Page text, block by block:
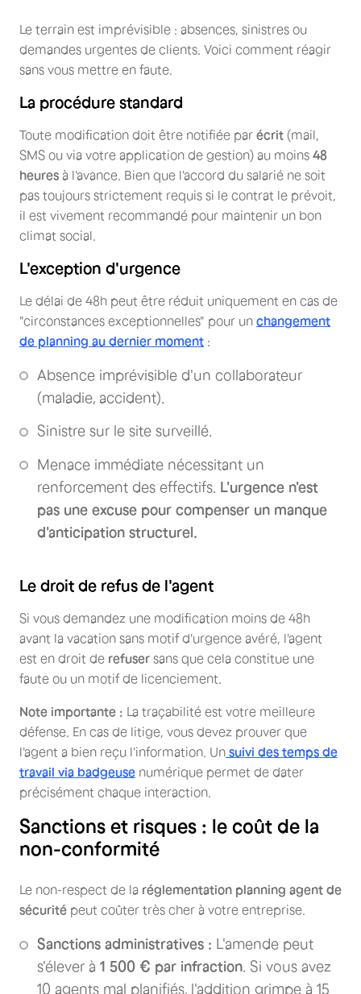
Le terrain est imprévisible : absences, sinistres ou
demandes urgentes de clients. Voici comment réagir
sans vous mettre en faute.
La procédure standard
Toute modification doit être notifiée par écrit (mail,
SMS ou via votre application de gestion) au moins 48
heures à l'avance. Bien que l'accord du salarié ne soit
pas toujours strictement requis si le contrat le prévoit,
il est vivement recommandé pour maintenir un bon
climat social.
L'exception d'urgence
Le délai de 48h peut être réduit uniquement en cas de
"circonstances exceptionnelles" pour un changement
de planning au dernier moment :
Absence imprévisible d'un collaborateur
(maladie, accident).
Sinistre sur le site surveillé.
Menace immédiate nécessitant un
renforcement des effectifs. L'urgence n'est
pas une excuse pour compenser un manque
d'anticipation structurel.
Le droit de refus de l'agent
Si vous demandez une modification moins de 48h
avant la vacation sans motif d'urgence avéré, l'agent
est en droit de refuser sans que cela constitue une
faute ou un motif de licenciement.
Note importante : La traçabilité est votre meilleure
défense. En cas de litige, vous devez prouver que
l'agent a bien reçu l'information. Un suivi des temps de
travail via badgeuse numérique permet de dater
précisément chaque interaction.
Sanctions et risques : le coût de la
non-conformité
Le non-respect de la réglementation planning agent de
sécurité peut coûter très cher à votre entreprise.
Sanctions administratives : L'amende peut
s'élever à 1 500 € par infraction. Si vous avez
10 agents mal planifiés, l'addition grimpe à 15